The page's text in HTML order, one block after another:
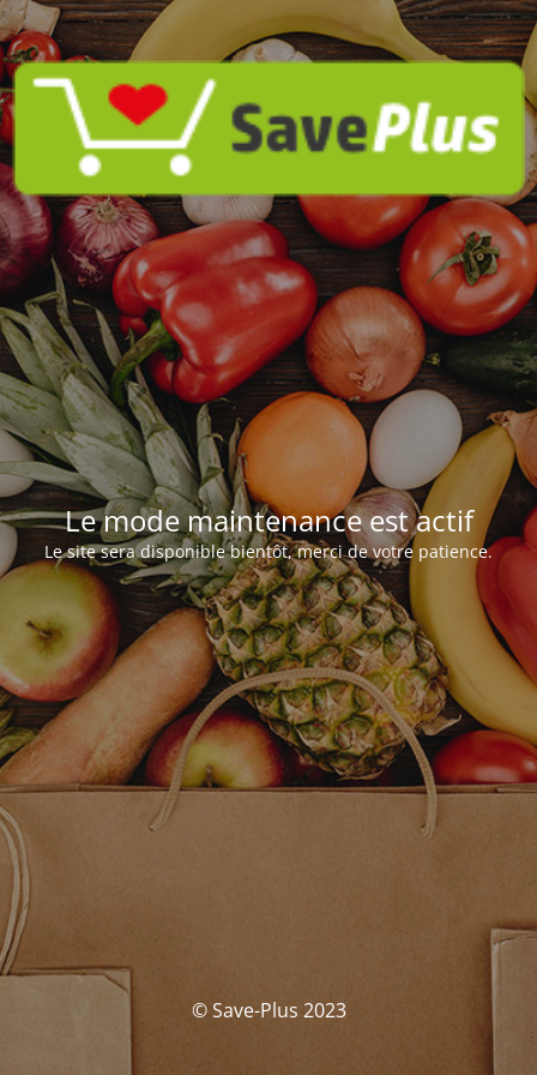
Le mode maintenance est actif
Le site sera disponible bientôt, merci de votre patience.
© Save-Plus 2023